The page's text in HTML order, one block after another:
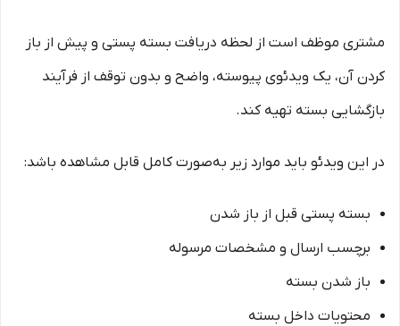
مشتری موظف است از لحظه دریافت بسته پستی و پیش از باز
کردن آن، یک ویدئوی پیوسته، واضح و بدون توقف از فرآیند
بازگشایی بسته تهیه کند.
در این ویدئو باید موارد زیر به‌صورت کامل قابل مشاهده باشد:
بسته پستی قبل از باز شدن
برچسب ارسال و مشخصات مرسوله
باز شدن بسته
محتویات داخل بسته